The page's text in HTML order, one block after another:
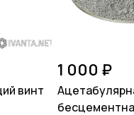
винт
1 000 ₽